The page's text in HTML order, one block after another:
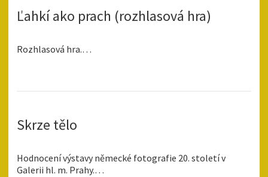
Ľahkí ako prach (rozhlasová hra)
Rozhlasová hra.…
Skrze tělo
Hodnocení výstavy německé fotografie 20. století v
Galerii hl. m. Prahy.…